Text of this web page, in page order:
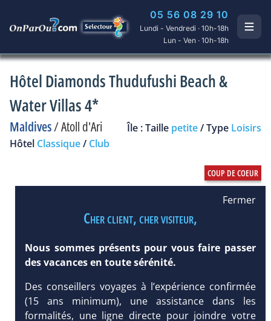
05 56 08 29 10
Lundi - Vendredi · 10h-18h
Lun - Ven · 10h-18h
Hôtel Diamonds Thudufushi Beach &
Water Villas 4*
Maldives/Atoll d'Ari Île : Taille petite/ Type Loisirs
Hôtel Classique/ Club
Fermer
Cher client, cher visiteur,
Nous sommes présents pour vous faire passer
des vacances en toute sérénité.
Des conseillers voyages à l’expérience confirmée
(15 ans minimum), une assistance dans les
formalités, une ligne directe pour joindre votre